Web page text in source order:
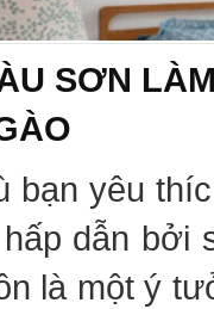
SƠN
bạn yêu
hấp dẫn bởi
là một ý